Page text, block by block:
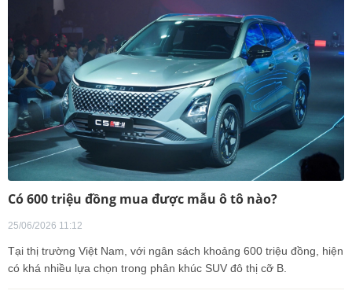
Có 600 triệu đồng mua được mẫu ô tô nào?
25/06/2026 11:12
Tại thị trường Việt Nam, với ngân sách khoảng 600 triệu đồng, hiện
có khá nhiều lựa chọn trong phân khúc SUV đô thị cỡ B.